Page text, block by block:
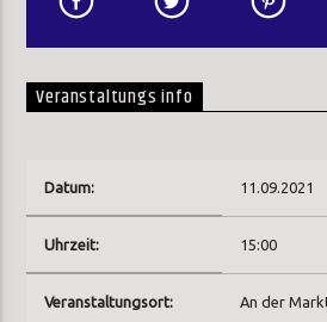
Veranstaltungs info
Datum: 11.09.2021
Uhrzeit: 15:00
Veranstaltungsort: An der